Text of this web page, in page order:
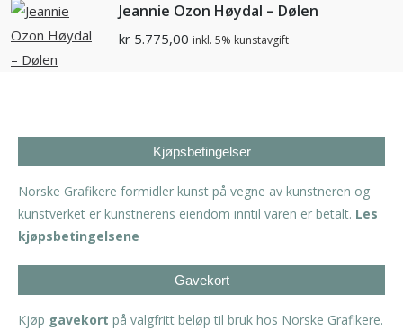
Jeannie Ozon Høydal – Dølen
kr 5.775,00 inkl. 5% kunstavgift
Kjøpsbetingelser
Norske Grafikere formidler kunst på vegne av kunstneren og
kunstverket er kunstnerens eiendom inntil varen er betalt. Les
kjøpsbetingelsene
Gavekort
Kjøp gavekort på valgfritt beløp til bruk hos Norske Grafikere.